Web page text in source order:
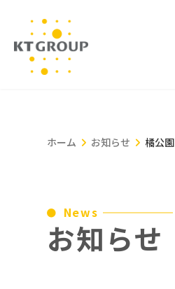
ホーム お知らせ 橘公園
お知らせ
News